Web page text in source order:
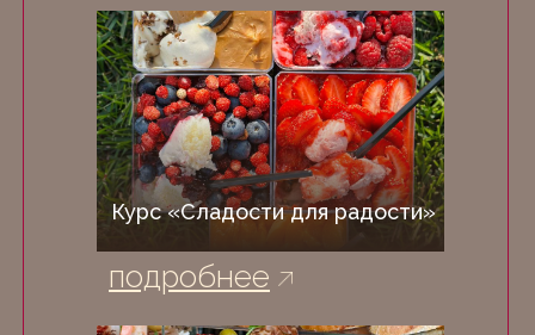
подробнее
Курс «Сладости для радости»